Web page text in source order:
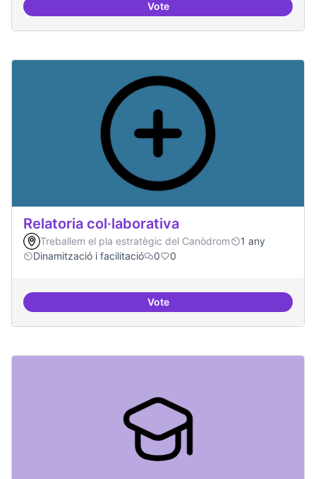
VoteRepositori de coneixement
Relatoria col·laborativa
Treballem el pla estratègic del Canòdrom
1 any
Dinamització i facilitació
0 0
VoteRelatoria col·laborativa